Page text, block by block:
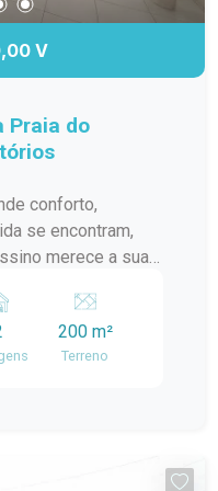
V
Praia do
conforto,
se encontram,
merece a sua
infraestrutura
incidência de sol
de posto de
distribuídos,
200 m²
Terreno